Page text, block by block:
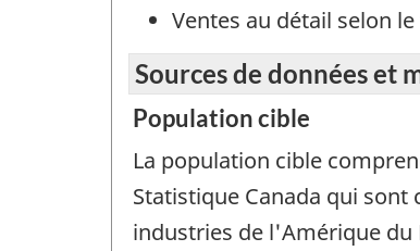
Ventes au détail selon
Sources de données et
Population cible
La population cible
Statistique Canada qui sont
industries de l'Amérique du